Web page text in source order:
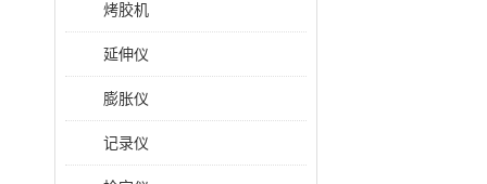
烤胶机
延伸仪
膨胀仪
记录仪